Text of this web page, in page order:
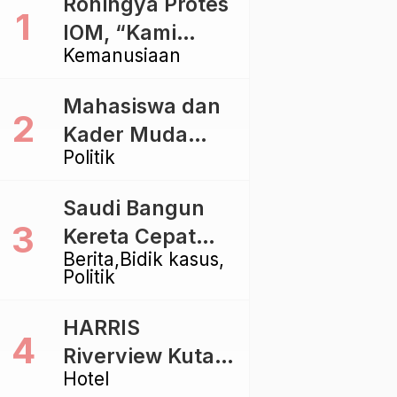
Kemanusiaan
IOM, “Kami
dibiarkan Mati
Politik
Mahasiswa dan
Kader Muda
Ramaikan Forum
Golkar di
Singaraja
Berita Bidik kasus
Politik
Saudi Bangun
Kereta Cepat
Rp112 Triliun,
Proyek Rp116
Triliun yang
Baru Sampai
Hotel
HARRIS
Riverview Kuta
Bali Tawarkan